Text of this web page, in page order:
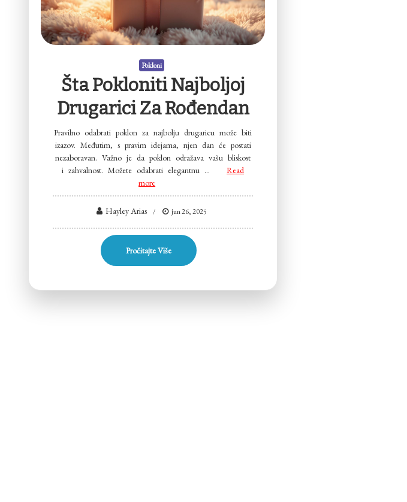
Pokloni
Šta Pokloniti Najboljoj
Drugarici Za Rođendan
Pravilno odabrati poklon za najbolju drugaricu može biti
izazov. Međutim, s pravim idejama, njen dan će postati
nezaboravan. Važno je da poklon odražava vašu bliskost
i zahvalnost. Možete odabrati elegantnu …
Read
more
Hayley Arias jun 26, 2025
Pročitajte Više